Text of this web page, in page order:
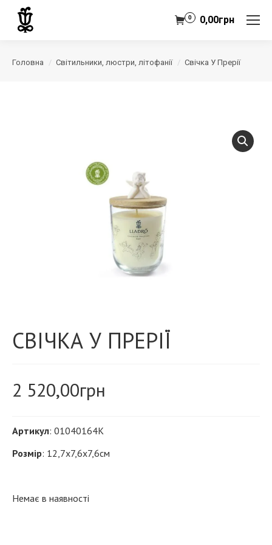
0,00грн
0
Головна Світильники, люстри, літофанії Свічка У Прерії
СВІЧКА У ПРЕРІЇ
2 520,00грн
Артикул: 01040164K
Розмір: 12,7x7,6х7,6см
Немає в наявності